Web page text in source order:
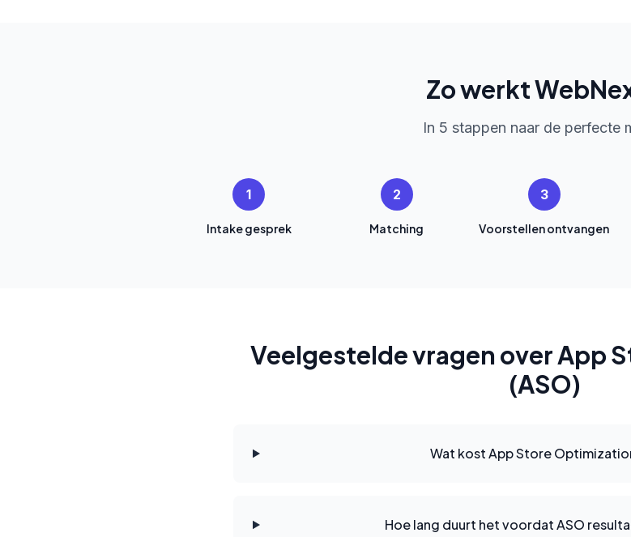
Zo werkt
In 5 stappen naar de perfecte
1
Intake gesprek
2
Matching
3
Voorstellen ontvangen
Veelgestelde vragen over App
(ASO)
Wat kost App Store
Hoe lang duurt het voordat ASO